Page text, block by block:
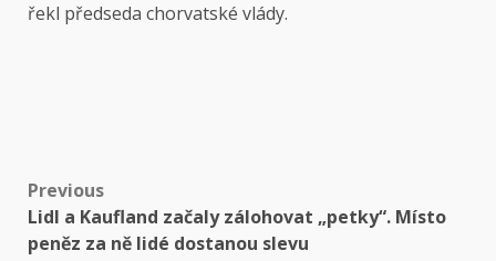
řekl předseda chorvatské vlády.
Post
navigation
Previous
Lidl a Kaufland začaly zálohovat „petky“. Místo
peněz za ně lidé dostanou slevu